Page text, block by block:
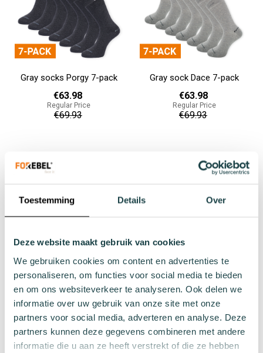
Toestemming Details Over
Deze website maakt gebruik van cookies
We gebruiken cookies om content en advertenties te
personaliseren, om functies voor social media te bieden
en om ons websiteverkeer te analyseren. Ook delen we
informatie over uw gebruik van onze site met onze
partners voor social media, adverteren en analyse. Deze
partners kunnen deze gegevens combineren met andere
informatie die u aan ze heeft verstrekt of die ze hebben
Gray socks Porgy 7-pack
€63.98
Regular Price
€69.93
Gray sock Dace 7-pack
€63.98
Regular Price
€69.93
Gray sneaker sock Asp Gray sock Porgy